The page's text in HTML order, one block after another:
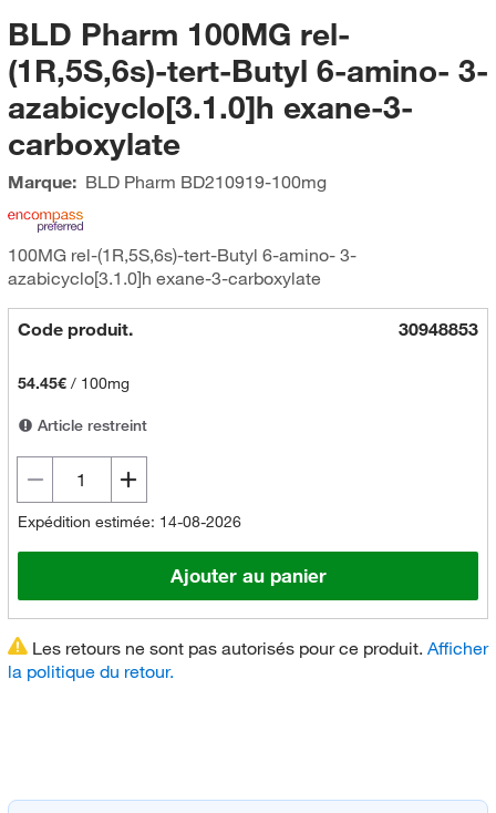
BLD Pharm 100MG rel-
(1R,5S,6s)-tert-Butyl 6-amino- 3-
azabicyclo[3.1.0]h exane-3-
carboxylate
Marque: BLD Pharm BD210919-100mg
100MG rel-(1R,5S,6s)-tert-Butyl 6-amino- 3-
azabicyclo[3.1.0]h exane-3-carboxylate
Code produit. 30948853
54.45€/ 100mg
Article restreint
Expédition estimée: 14-08-2026
Ajouter au panier
Les retours ne sont pas autorisés pour ce produit. Afficher
la politique du retour.